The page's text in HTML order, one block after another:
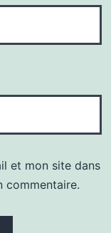
et mon site dans
commentaire.